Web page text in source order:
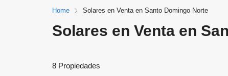
Home Solares en Venta en Santo Domingo Norte
Solares en Venta en
8 Propiedades